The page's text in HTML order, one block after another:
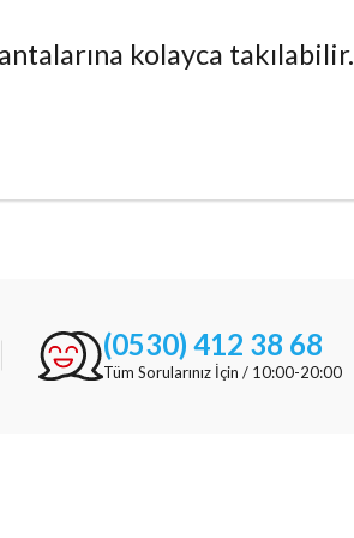
kolayca takılabilir.
(0530) 412 38 68
Tüm Sorularınız İçin / 10:00-20:00